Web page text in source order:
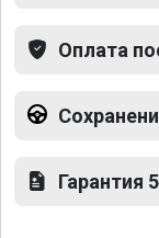
Оплата
Гарантия